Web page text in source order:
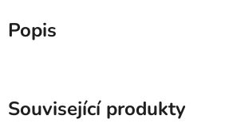
Popis
Související produkty